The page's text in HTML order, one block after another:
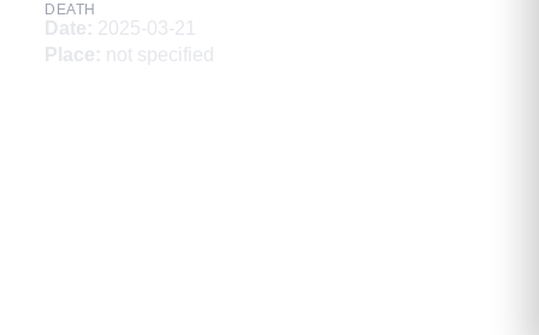
DEATH
Date: 2025-03-21
Place: not specified